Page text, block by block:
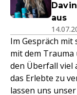
aus
Im Gespräch mit
mit dem Trauma
den Überfall viel
das Erlebte zu
lassen uns